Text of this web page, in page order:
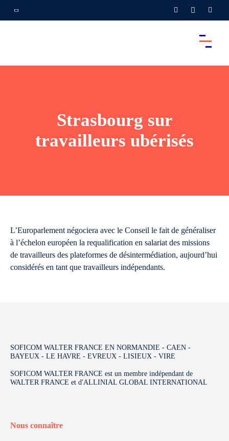
Strasbourg sur
travailleurs ubérisés
L’Europarlement négociera avec le Conseil le fait de généraliser
à l’échelon européen la requalification en salariat des missions
de travailleurs des plateformes de désintermédiation, aujourd’hui
considérés en tant que travailleurs indépendants.
SOFICOM WALTER FRANCE EN NORMANDIE - CAEN -
BAYEUX - LE HAVRE - EVREUX - LISIEUX - VIRE
SOFICOM WALTER FRANCE est un membre indépendant de
WALTER FRANCE et d'ALLINIAL GLOBAL INTERNATIONAL
Nous connaître